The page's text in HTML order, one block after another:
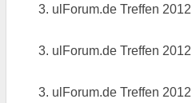
3. ulForum.de Treffen 2012
3. ulForum.de Treffen 2012
3. ulForum.de Treffen 2012